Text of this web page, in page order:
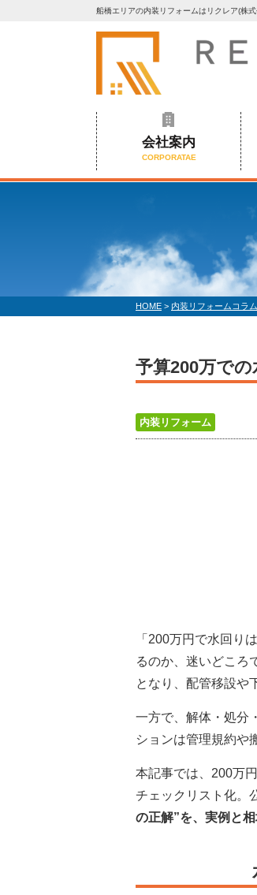
船橋エリアの内装リフォームはリクレア(株
会社案内
CORPORATAE
HOME > 内装リフォームコラム
予算200万で
内装リフォーム
「200万円で水回り
るのか、迷いどころ
となり、配管移設や
一方で、解体・処分
ションは管理規約や
本記事では、200万
チェックリスト化。
の正解”を、実例と